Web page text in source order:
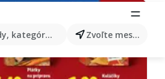
kategórie, produkty... Zvoľte mesto